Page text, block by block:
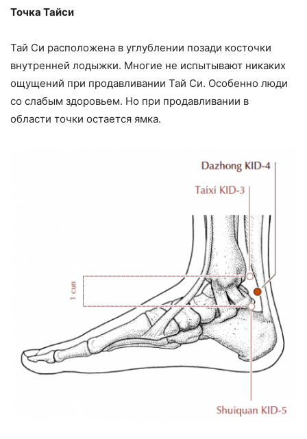
Точка Тайси
Тай Си расположена в углублении позади косточки
внутренней лодыжки. Многие не испытывают никаких
ощущений при продавливании Тай Си. Особенно люди
со слабым здоровьем. Но при продавливании в
области точки остается ямка.